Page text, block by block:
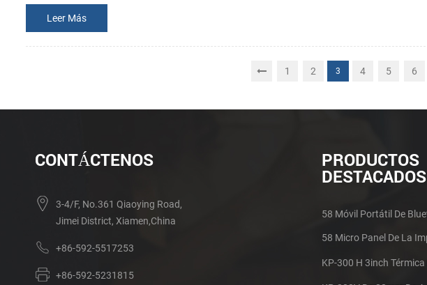
Leer Más
1 2 3 4 5 6
CONTÁCTENOS
3-4/F, No.361 Qiaoying Road,
Jimei District, Xiamen,China
+86-592-5517253
+86-592-5231815
PRODUCTOS
DESTACADOS